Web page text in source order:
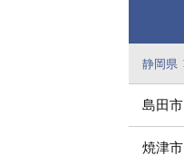
静岡県
島田市
焼津市